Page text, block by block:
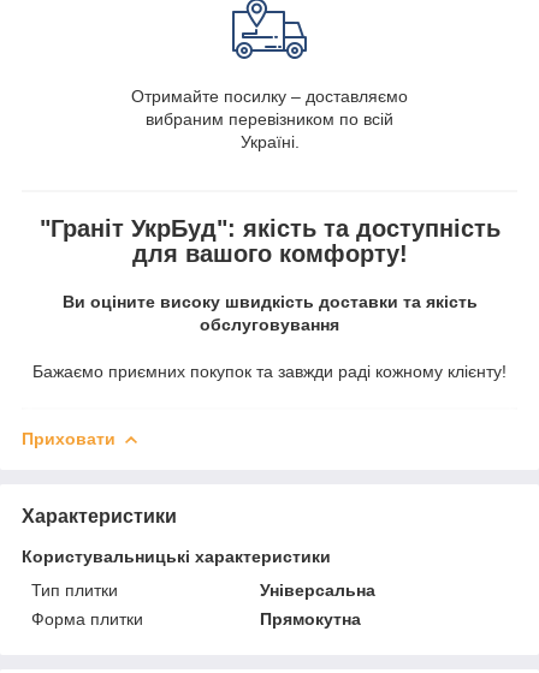
Отримайте посилку – доставляємо
вибраним перевізником по всій
Україні.
"Граніт УкрБуд": якість та доступність
для вашого комфорту!
Ви оціните високу швидкість доставки та якість
обслуговування
Бажаємо приємних покупок та завжди раді кожному клієнту!
Приховати
Характеристики
Користувальницькі характеристики
Тип плитки
Універсальна
Форма плитки
Прямокутна